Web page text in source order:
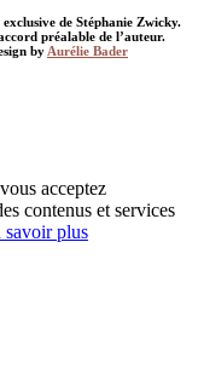
de Stéphanie Zwicky.
préalable de l’auteur.
by Aurélie Bader
acceptez
contenus et services
savoir plus